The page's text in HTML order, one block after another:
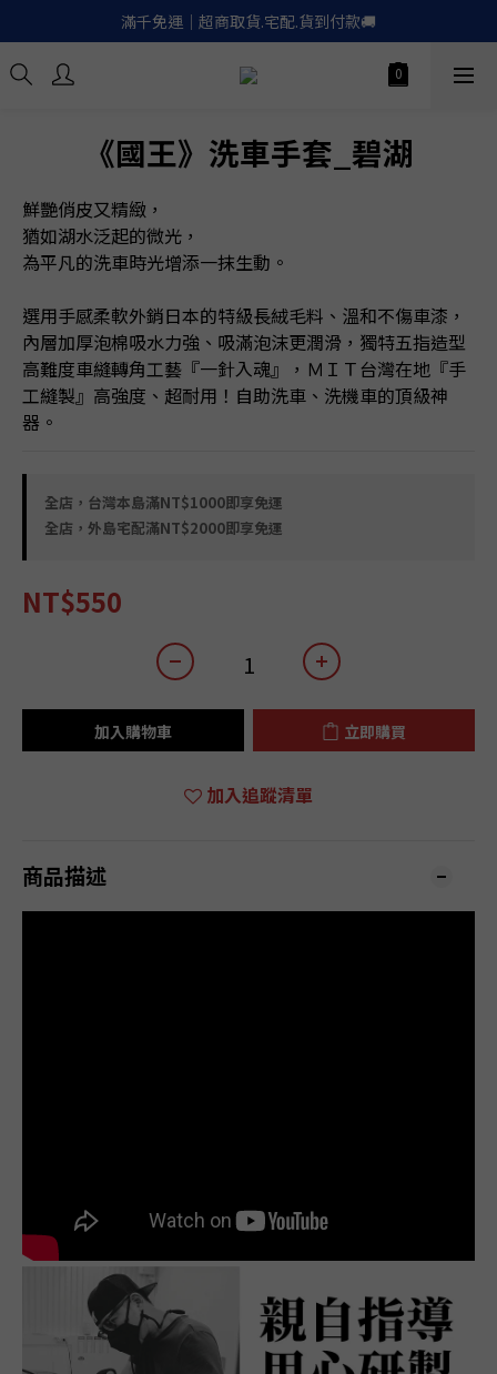
滿千免運｜超商取貨.宅配.貨到付款🚚
滿千免運｜超商取貨.宅配.貨到付款🚚
Apple.LinePay｜信用卡６期零利率
滿千免運｜超商取貨.宅配.貨到付款🚚
《國王》洗車手套_碧湖
鮮艷俏皮又精緻，
猶如湖水泛起的微光，
為平凡的洗車時光增添一抹生動。
選用手感柔軟外銷日本的特級長絨毛料、溫和不傷車漆，
內層加厚泡棉吸水力強、吸滿泡沫更潤滑，獨特五指造型
高難度車縫轉角工藝『一針入魂』，ＭＩＴ台灣在地『手
工縫製』高強度、超耐用！自助洗車、洗機車的頂級神
器。
全店，台灣本島滿NT$1000即享免運
全店，外島宅配滿NT$2000即享免運
NT$550
加入購物車 立即購買
加入追蹤清單
商品描述